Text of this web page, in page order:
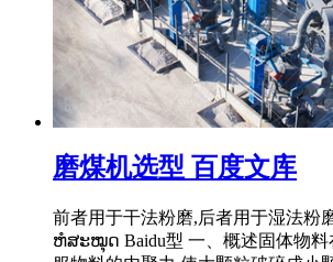
磨煤机选型 百度文库
前者用于干法粉磨,后者用于湿法粉
ຫໍສະໝຸດ Baidu型 一、概述固体物料